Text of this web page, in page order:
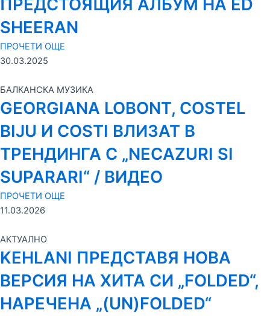
ПРЕДСТОЯЩИЯ АЛБУМ НА ED
SHEERAN
ПРОЧЕТИ ОЩЕ
30.03.2025
БАЛКАНСКА МУЗИКА
GEORGIANA LOBONT, COSTEL
BIJU И COSTI ВЛИЗАТ В
ТРЕНДИНГА С „NECAZURI SI
SUPARARI“ / ВИДЕО
ПРОЧЕТИ ОЩЕ
11.03.2026
АКТУАЛНО
KEHLANI ПРЕДСТАВЯ НОВА
ВЕРСИЯ НА ХИТА СИ „FOLDED“,
НАРЕЧЕНА „(UN)FOLDED“